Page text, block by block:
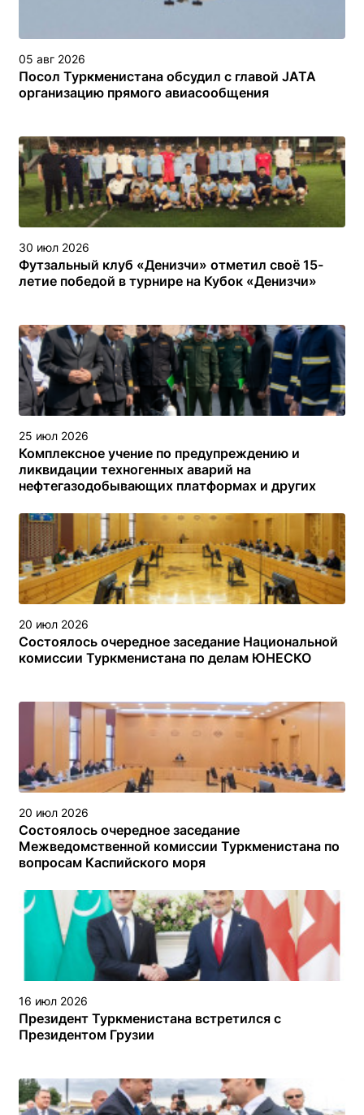
05 авг 2026
Посол Туркменистана обсудил с главой JATA
организацию прямого авиасообщения
30 июл 2026
Футзальный клуб «Денизчи» отметил своё 15-
летие победой в турнире на Кубок «Денизчи»
25 июл 2026
Комплексное учение по предупреждению и
ликвидации техногенных аварий на
нефтегазодобывающих платформах и других
туркменском секторе Каспийского моря
20 июл 2026
Состоялось очередное заседание Национальной
комиссии Туркменистана по делам ЮНЕСКО
20 июл 2026
Состоялось очередное заседание
Межведомственной комиссии Туркменистана по
вопросам Каспийского моря
16 июл 2026
Президент Туркменистана встретился с
Президентом Грузии